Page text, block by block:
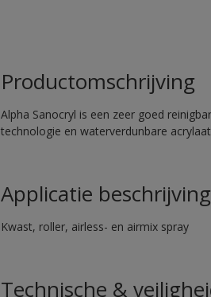
Productomschrijving
Alpha Sanocryl is een zeer goed
technologie en waterverdunbare
Applicatie beschrijving
Kwast, roller, airless- en airmix spray
Technische &